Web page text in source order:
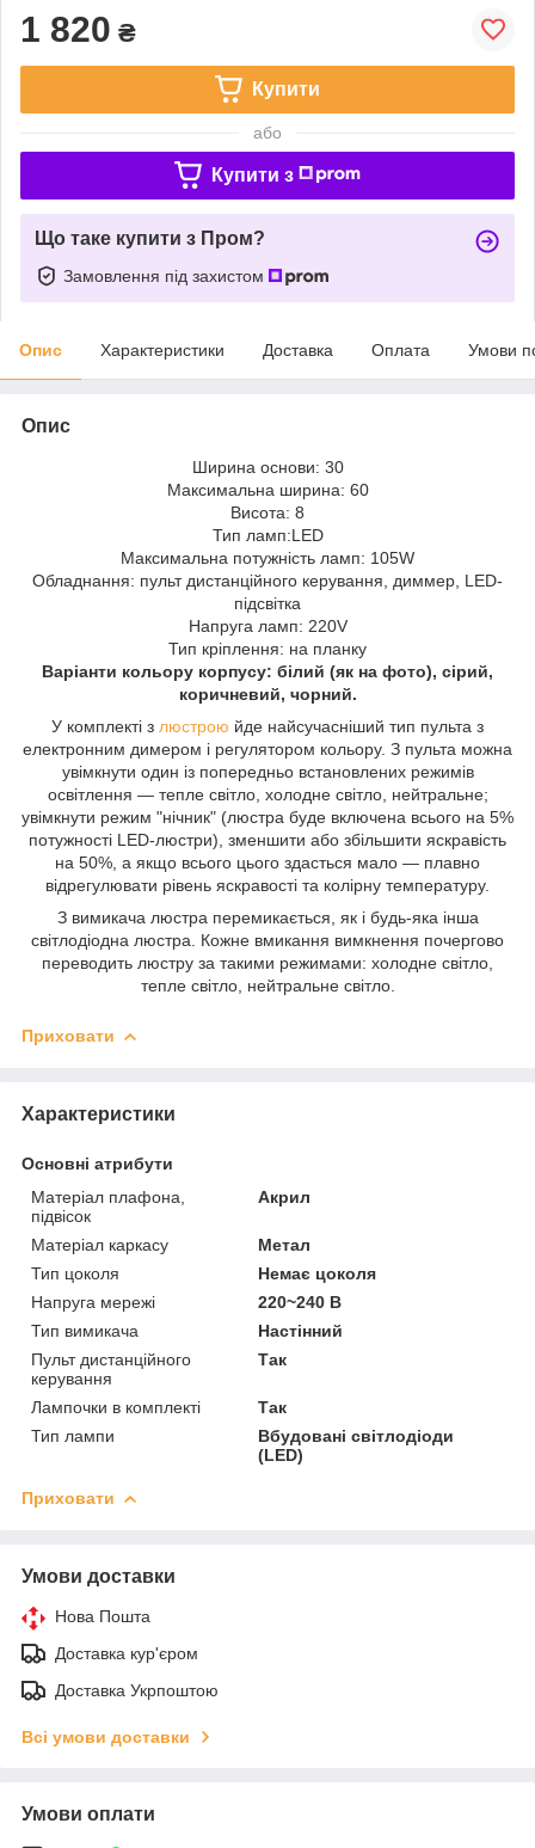
1 820 ₴
Купити
або
Купити з
Що таке купити з Пром?
Замовлення під захистом
Опис Характеристики Доставка Оплата Умови
Опис
Ширина основи: 30
Максимальна ширина: 60
Висота: 8
Тип ламп:LED
Максимальна потужність ламп: 105W
Обладнання: пульт дистанційного керування, диммер, LED-
підсвітка
Напруга ламп: 220V
Тип кріплення: на планку
Варіанти кольору корпусу: білий (як на фото), сірий,
коричневий, чорний.
У комплекті з люстрою йде найсучасніший тип пульта з
електронним димером і регулятором кольору. З пульта можна
увімкнути один із попередньо встановлених режимів
освітлення — тепле світло, холодне світло, нейтральне;
увімкнути режим "нічник" (люстра буде включена всього на 5%
потужності LED-люстри), зменшити або збільшити яскравість
на 50%, а якщо всього цього здасться мало — плавно
відрегулювати рівень яскравості та колірну температуру.
З вимикача люстра перемикається, як і будь-яка інша
світлодіодна люстра. Кожне вмикання вимкнення почергово
переводить люстру за такими режимами: холодне світло,
тепле світло, нейтральне світло.
Приховати
Характеристики
Основні атрибути
Матеріал плафона,
підвісок
Акрил
Матеріал каркасу
Метал
Тип цоколя
Немає цоколя
Напруга мережі
220~240 В
Тип вимикача
Настінний
Пульт дистанційного
керування
Так
Лампочки в комплекті
Так
Тип лампи
Вбудовані світлодіоди
(LED)
Приховати
Умови доставки
Нова Пошта
Доставка кур'єром
Доставка Укрпоштою
Всі умови доставки
Умови оплати